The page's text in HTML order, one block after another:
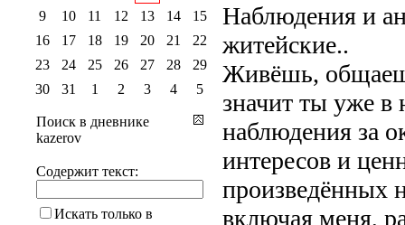
Наблюдения и
житейские..
Живёшь,
значит ты уже в
наблюдения за
интересов и
произведённых
включая меня,
9
10 11 12 13 14
15
16
17 18 19 20 21
22
23
24 25 26 27 28
29
30
31 1 2 3 4 5
Поиск в дневнике
kazerov
Содержит текст:
Искать только в